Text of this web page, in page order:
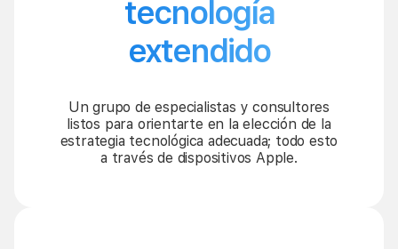
tecnología
extendido
Un grupo de especialistas y consultores
listos para orientarte en la elección de la
estrategia tecnológica adecuada; todo esto
a través de dispositivos Apple.